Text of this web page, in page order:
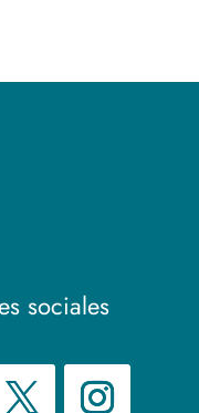
sociales